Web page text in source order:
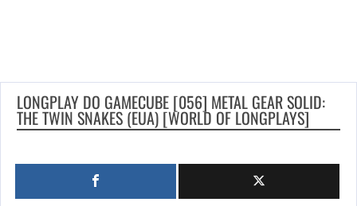
LONGPLAY DO GAMECUBE [056] METAL GEAR SOLID:
THE TWIN SNAKES (EUA) [WORLD OF LONGPLAYS]